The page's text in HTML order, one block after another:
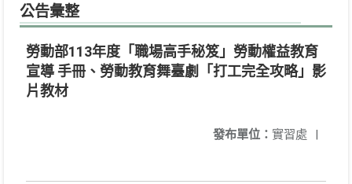
公告彙整
勞動部113年度「職場高手秘笈」勞動權益教育
宣導 手冊、勞動教育舞臺劇「打工完全攻略」影
片教材
發布單位： 實習處 |